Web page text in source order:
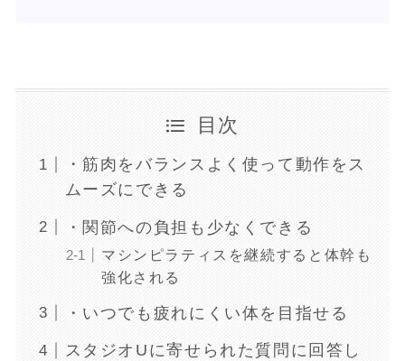
目次
・筋肉をバランスよく使って動作をス
ムーズにできる
・関節への負担も少なくできる
マシンピラティスを継続すると体幹も
強化される
・いつでも疲れにくい体を目指せる
スタジオUに寄せられた質問に回答し